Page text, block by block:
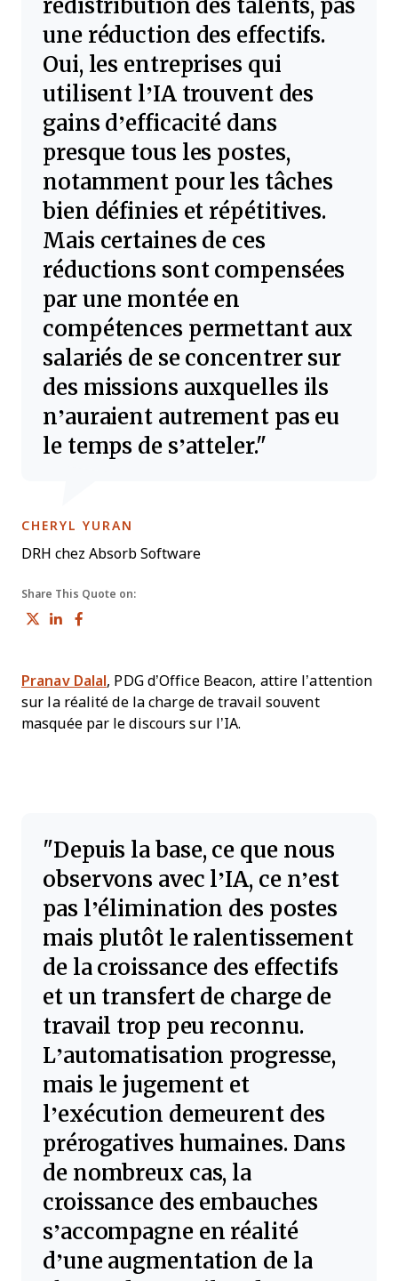
une réduction des effectifs.
Oui, les entreprises qui
utilisent l’IA trouvent des
gains d’efficacité dans
presque tous les postes,
notamment pour les tâches
bien définies et répétitives.
Mais certaines de ces
réductions sont compensées
par une montée en
compétences permettant aux
salariés de se concentrer sur
des missions auxquelles ils
n’auraient autrement pas eu
le temps de s’atteler.
Share This Quote on:
Share on Twitter
Share on LinkedIn
CHERYL YURAN
DRH chez Absorb Software
Pranav Dalal , PDG d’Office Beacon, attire l’attention
sur la réalité de la charge de travail souvent
masquée par le discours sur l’IA.
Depuis la base, ce que nous
observons avec l’IA, ce n’est
pas l’élimination des postes
mais plutôt le ralentissement
de la croissance des effectifs
et un transfert de charge de
travail trop peu reconnu.
L’automatisation progresse,
mais le jugement et
l’exécution demeurent des
prérogatives humaines. Dans
de nombreux cas, la
croissance des embauches
s’accompagne en réalité
d’une augmentation de la